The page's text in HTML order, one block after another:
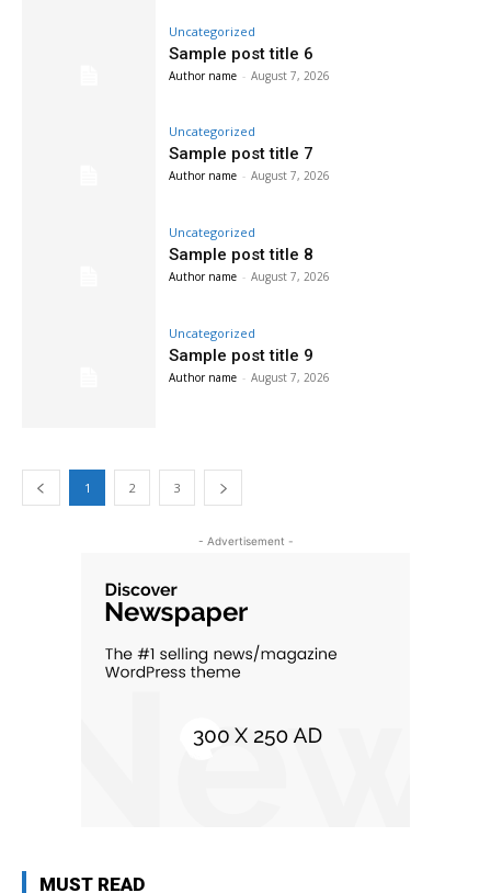
Uncategorized
Sample post title 6
Author name - August 7, 2026
Uncategorized
Sample post title 7
Author name - August 7, 2026
Uncategorized
Sample post title 8
Author name - August 7, 2026
Uncategorized
Sample post title 9
Author name - August 7, 2026
1 2 3
- Advertisement -
MUST READ